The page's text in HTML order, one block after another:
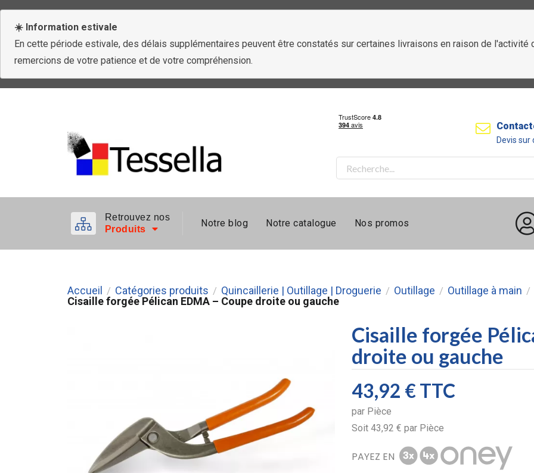
☀️ Information estivale
En cette période estivale, des délais supplémentaires peuvent être constatés sur certaines livraisons en raison de
remercions de votre patience et de votre compréhension.
Devis sur
Retrouvez nos
Produits
Notre blog Notre catalogue Nos promos
Accueil / Catégories produits / Quincaillerie | Outillage | Droguerie / Outillage / Outillage à main /
Cisaille forgée Pélican EDMA – Coupe droite ou gauche
Cisaille forgée
droite ou gauche
43,92 €TTC
par Pièce
Soit43,92 € par Pièce
PAYEZ EN